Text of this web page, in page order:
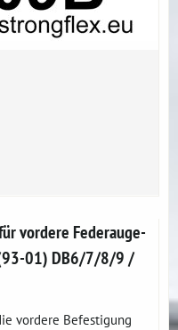
vordere Federauge-
(93-01) DB6/7/8/9 /
vordere Befestigung